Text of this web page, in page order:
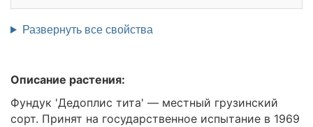
Развернуть все свойства
Описание растения:
Фундук 'Дедоплис тита' — местный грузинский
сорт. Принят на государственное испытание в 1969